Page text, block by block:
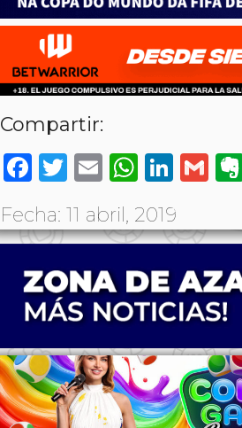
Compartir:
Facebook
Twitter
Email
Fecha: 11 abril, 2019